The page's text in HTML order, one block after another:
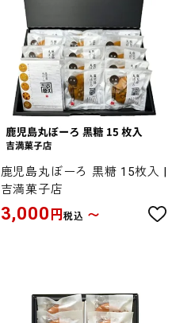
鹿児島丸ぼーろ 黒糖 15枚入 |
吉満菓子店
3,000 円税込 〜